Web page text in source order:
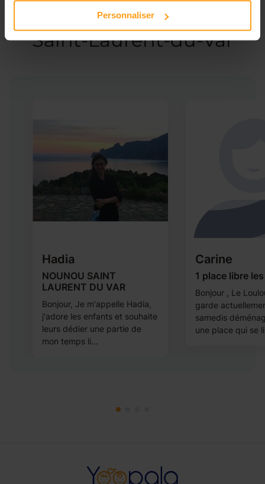
Personnaliser
Babysitters proches de
Saint-Laurent-du-Var
Hadia
NOUNOU SAINT
LAURENT DU VAR
Bonjour, Je m'appelle Hadia,
j'adore les enfants et souhaite
leurs dédier une partie de
mon temps li...
Carine
1 place libre
Bonjour , Le
garde
samedis
une place qui se